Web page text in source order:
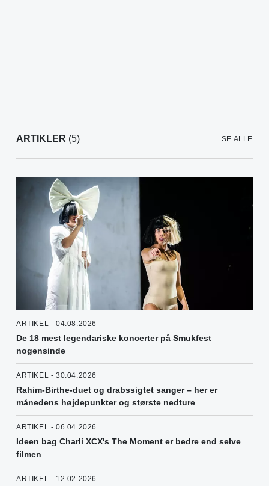
ARTIKLER (5) SE ALLE
ARTIKEL - 04.08.2026
De 18 mest legendariske koncerter på Smukfest
nogensinde
ARTIKEL - 30.04.2026
Rahim-Birthe-duet og drabssigtet sanger – her er
månedens højdepunkter og største nedture
ARTIKEL - 06.04.2026
Ideen bag Charli XCX's The Moment er bedre end selve
filmen
ARTIKEL - 12.02.2026